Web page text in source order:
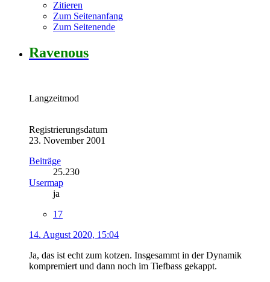
Zitieren
Zum Seitenanfang
Zum Seitenende
Ravenous
Langzeitmod
Registrierungsdatum
23. November 2001
Beiträge
25.230
Usermap
ja
17
14. August 2020, 15:04
Ja, das ist echt zum kotzen. Insgesammt in der Dynamik
kompremiert und dann noch im Tiefbass gekappt.